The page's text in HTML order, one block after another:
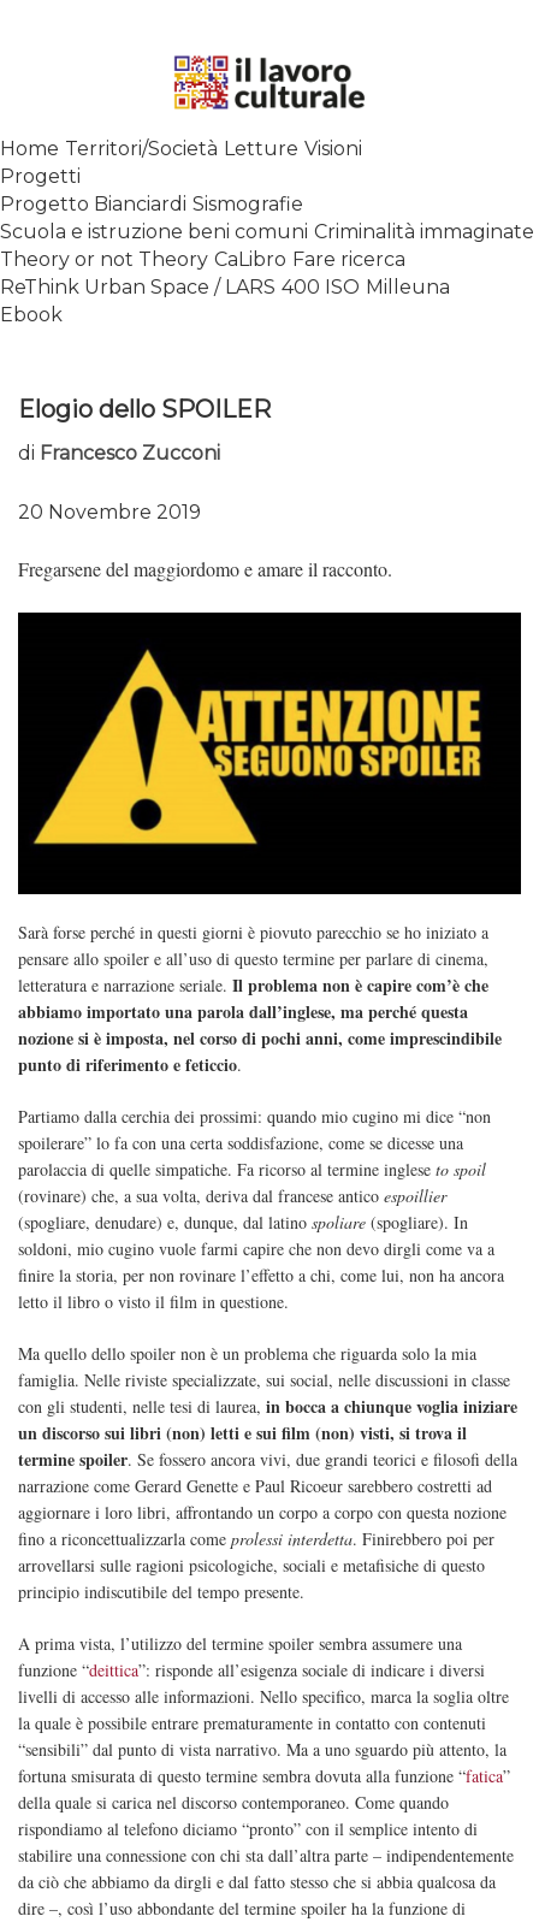
SPALANCARE LE FINESTRE DEI
CONTEMPORANEO
Home Territori/Società Letture Visioni
Progetti
Progetto Bianciardi Sismografie
Scuola e istruzione beni comuni Criminalità immaginate
Theory or not Theory CaLibro Fare ricerca
ReThink Urban Space / LARS 400 ISO Milleuna
Ebook
Elogio dello SPOILER
di Francesco Zucconi
20 Novembre 2019
Fregarsene del maggiordomo e amare il racconto.
Sarà forse perché in questi giorni è piovuto parecchio se ho iniziato a
pensare allo spoiler e all’uso di questo termine per parlare di cinema,
letteratura e narrazione seriale. Il problema non è capire com’è che
abbiamo importato una parola dall’inglese, ma perché questa
nozione si è imposta, nel corso di pochi anni, come imprescindibile
punto di riferimento e feticcio.
Partiamo dalla cerchia dei prossimi: quando mio cugino mi dice “non
spoilerare” lo fa con una certa soddisfazione, come se dicesse una
parolaccia di quelle simpatiche. Fa ricorso al termine inglese to spoil
(rovinare) che, a sua volta, deriva dal francese antico espoillier
(spogliare, denudare) e, dunque, dal latino spoliare (spogliare). In
soldoni, mio cugino vuole farmi capire che non devo dirgli come va a
finire la storia, per non rovinare l’effetto a chi, come lui, non ha ancora
letto il libro o visto il film in questione.
Ma quello dello spoiler non è un problema che riguarda solo la mia
famiglia. Nelle riviste specializzate, sui social, nelle discussioni in classe
con gli studenti, nelle tesi di laurea, in bocca a chiunque voglia iniziare
un discorso sui libri (non) letti e sui film (non) visti, si trova il
termine spoiler. Se fossero ancora vivi, due grandi teorici e filosofi della
narrazione come Gerard Genette e Paul Ricoeur sarebbero costretti ad
aggiornare i loro libri, affrontando un corpo a corpo con questa nozione
fino a riconcettualizzarla come prolessi interdetta. Finirebbero poi per
arrovellarsi sulle ragioni psicologiche, sociali e metafisiche di questo
principio indiscutibile del tempo presente.
A prima vista, l’utilizzo del termine spoiler sembra assumere una
funzione “deittica”: risponde all’esigenza sociale di indicare i diversi
livelli di accesso alle informazioni. Nello specifico, marca la soglia oltre
la quale è possibile entrare prematuramente in contatto con contenuti
“sensibili” dal punto di vista narrativo. Ma a uno sguardo più attento, la
fortuna smisurata di questo termine sembra dovuta alla funzione “fatica”
della quale si carica nel discorso contemporaneo. Come quando
rispondiamo al telefono diciamo “pronto” con il semplice intento di
stabilire una connessione con chi sta dall’altra parte – indipendentemente
da ciò che abbiamo da dirgli e dal fatto stesso che si abbia qualcosa da
dire –, così l’uso abbondante del termine spoiler ha la funzione di